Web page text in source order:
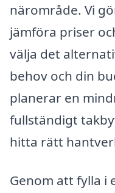
närområde. Vi
jämföra priser
välja det
behov och din
planerar en
fullständigt
hitta rätt
Genom att fylla i